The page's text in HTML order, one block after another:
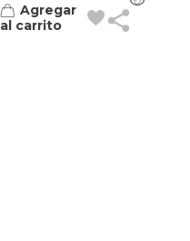
Agregar
al carrito